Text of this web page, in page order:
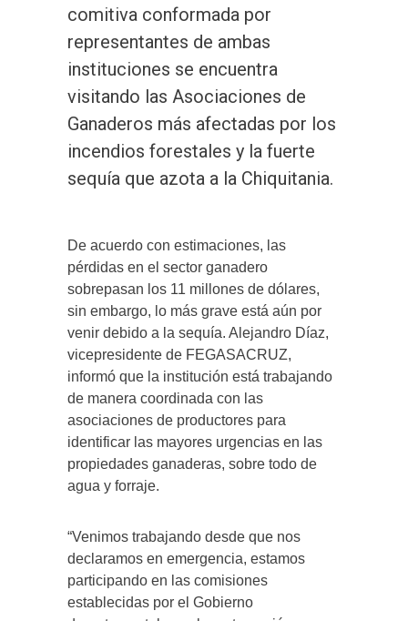
comitiva conformada por
representantes de ambas
instituciones se encuentra
visitando las Asociaciones de
Ganaderos más afectadas por los
incendios forestales y la fuerte
sequía que azota a la Chiquitania.
De acuerdo con estimaciones, las
pérdidas en el sector ganadero
sobrepasan los 11 millones de dólares,
sin embargo, lo más grave está aún por
venir debido a la sequía. Alejandro Díaz,
vicepresidente de FEGASACRUZ,
informó que la institución está trabajando
de manera coordinada con las
asociaciones de productores para
identificar las mayores urgencias en las
propiedades ganaderas, sobre todo de
agua y forraje.
“Venimos trabajando desde que nos
declaramos en emergencia, estamos
participando en las comisiones
establecidas por el Gobierno